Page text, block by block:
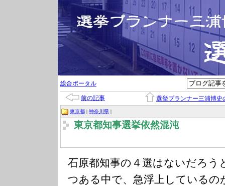
総合ポータル
前の記事 選挙プランナー三浦博史
東京都 | 神奈川県 |
東京都知事選挙依然混沌
石原都知事の４選はないだろう
つある中で、急浮上しているの